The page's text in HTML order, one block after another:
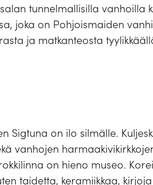
tunnelmallisilla
joka on Pohjoismaiden
ja matkanteosta
Sigtuna on ilo silmälle.
vanhojen
on hieno museo.
taidetta, keramiikkaa,